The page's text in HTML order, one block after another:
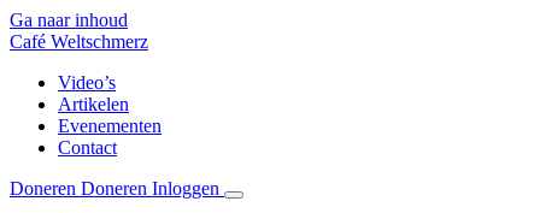
Ga naar inhoud
Café Weltschmerz
Video’s
Artikelen
Evenementen
Contact
Doneren Doneren Inloggen